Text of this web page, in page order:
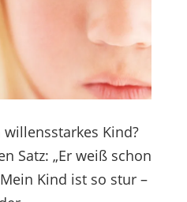
Kind?
Satz: „Er weiß schon
Kind ist so stur –